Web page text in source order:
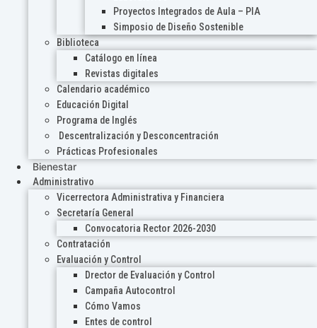
Proyectos Integrados de Aula – PIA
Simposio de Diseño Sostenible
Biblioteca
Catálogo en línea
Revistas digitales
Calendario académico
Educación Digital
Programa de Inglés
Descentralización y Desconcentración
Prácticas Profesionales
Bienestar
Administrativo
Vicerrectora Administrativa y Financiera
Secretaría General
Convocatoria Rector 2026-2030
Contratación
Evaluación y Control
Drector de Evaluación y Control
Campaña Autocontrol
Cómo Vamos
Entes de control